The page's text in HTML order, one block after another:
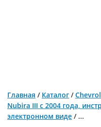
Главная / Каталог /
Nubira III с 2004 года,
электронном виде / ...